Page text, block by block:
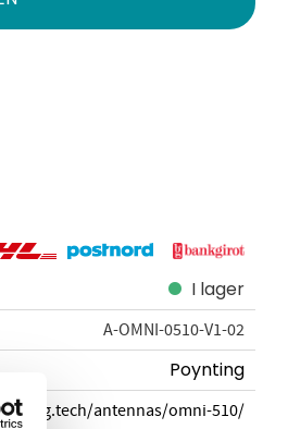
I lager
A-OMNI-0510-V1-02
Poynting
antennas/omni-510/